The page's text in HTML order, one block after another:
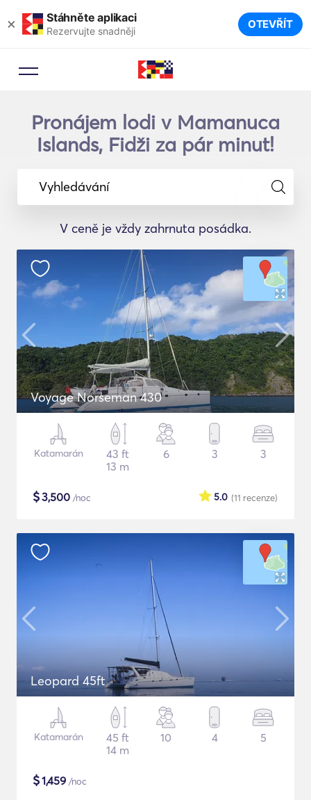
× Stáhněte aplikaci
Rezervujte snadněji OTEVŘÍT
Pronájem lodi v Mamanuca
Islands, Fidži za pár minut!
Vyhledávání
V ceně je vždy zahrnuta posádka.
Voyage Norseman 430
Katamarán
43 ft
13 m
6 3 3
$3,500 /noc (11 recenze)
5.0
Leopard 45ft
Katamarán
45 ft
14 m
10 4 5
$1,459 /noc